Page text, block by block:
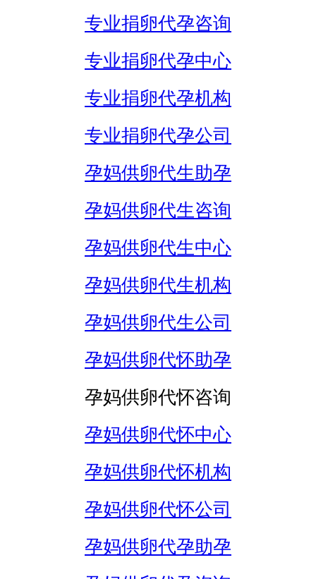
专业捐卵代孕咨询
专业捐卵代孕中心
专业捐卵代孕机构
专业捐卵代孕公司
孕妈供卵代生助孕
孕妈供卵代生咨询
孕妈供卵代生中心
孕妈供卵代生机构
孕妈供卵代生公司
孕妈供卵代怀助孕
孕妈供卵代怀咨询
孕妈供卵代怀中心
孕妈供卵代怀机构
孕妈供卵代怀公司
孕妈供卵代孕助孕